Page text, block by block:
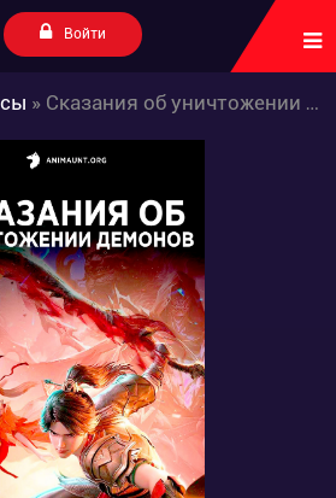
Войти
» Сказания об уничтожении демонов